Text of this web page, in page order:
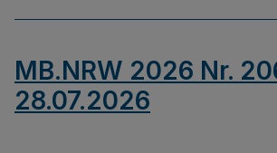
MB.NRW 2026 Nr.
28.07.2026